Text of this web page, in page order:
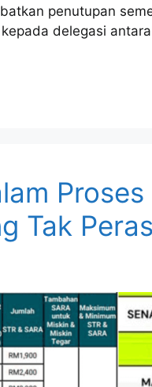
penutupan
delegasi
Tak